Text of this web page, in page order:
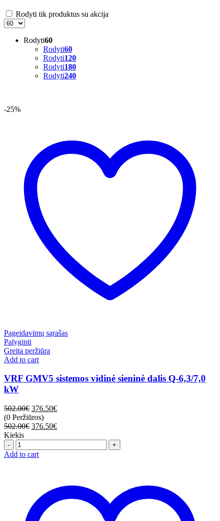
Rodyti tik produktus su akcija
Rodyti60
Rodyti60
Rodyti120
Rodyti180
Rodyti240
-25%
Pageidavimų sąrašas
Palyginti
Greita peržiūra
Add to cart
VRF GMV5 sistemos vidinė sieninė dalis Q-6,3/7,0
kW
502.00€ 376.50€
(0 Peržiūros)
502.00€ 376.50€
Kiekis
Quantity
Add to cart